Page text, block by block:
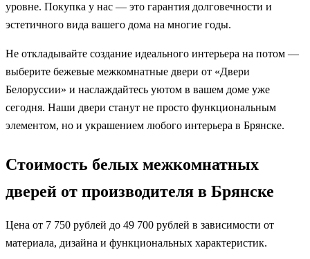
уровне. Покупка у нас — это гарантия долговечности и
эстетичного вида вашего дома на многие годы.
Не откладывайте создание идеального интерьера на потом —
выберите бежевые межкомнатные двери от «Двери
Белоруссии» и наслаждайтесь уютом в вашем доме уже
сегодня. Наши двери станут не просто функциональным
элементом, но и украшением любого интерьера в Брянске.
Стоимость белых межкомнатных
дверей от производителя в Брянске
Цена от 7 750 рублей до 49 700 рублей в зависимости от
материала, дизайна и функциональных характеристик.